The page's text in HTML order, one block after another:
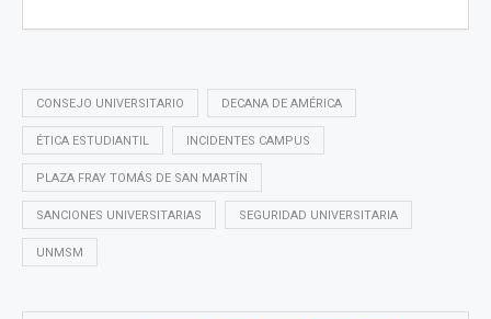
CONSEJO UNIVERSITARIO DECANA DE AMÉRICA
ÉTICA ESTUDIANTIL INCIDENTES CAMPUS
PLAZA FRAY TOMÁS DE SAN MARTÍN
SANCIONES UNIVERSITARIAS SEGURIDAD UNIVERSITARIA
UNMSM